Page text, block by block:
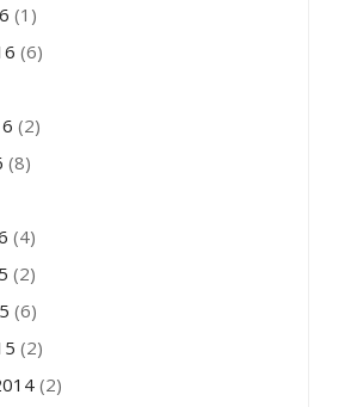
(1)
(6)
(2)
(8)
(4)
(2)
(6)
(2)
(2)